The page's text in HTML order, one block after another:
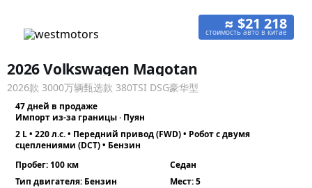
≈ $21 218
стоимость авто в китае
2026 Volkswagen Magotan
2026款 3000万辆甄选款 380TSI DSG豪华型
47 дней в продаже
Импорт из-за границы · Пуян
2 L • 220 л.с. • Передний привод (FWD) • Робот с двумя
сцеплениями (DCT) • Бензин
Пробег: 100 км
Седан
Тип двигателя: Бензин
Мест: 5